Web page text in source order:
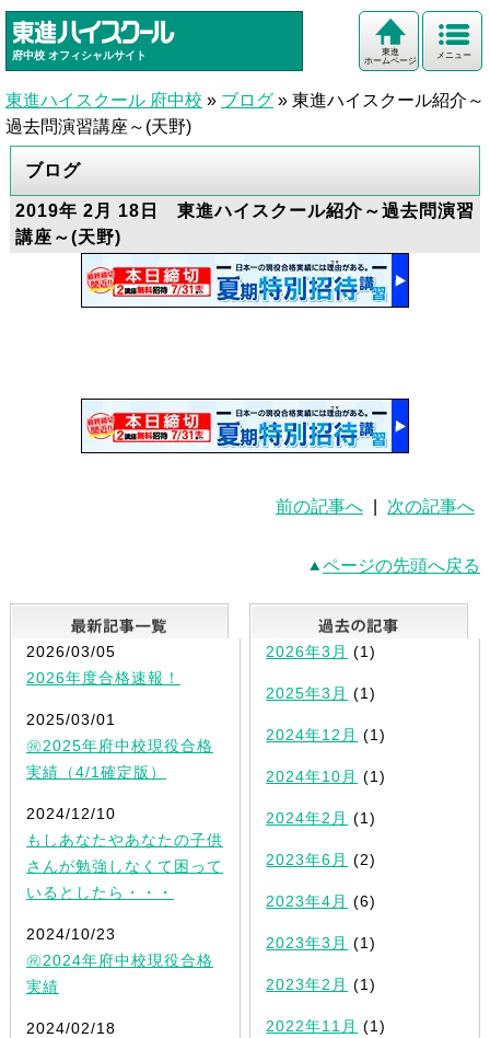
府中校 オフィシャルサイト メニュー
東進
ホームページ
東進ハイスクール 府中校 » ブログ » 東進ハイスクール紹介～
過去問演習講座～(天野)
ブログ
2019年 2月 18日 東進ハイスクール紹介～過去問演習
講座～(天野)
前の記事へ 次の記事へ
ページの先頭へ戻る
最新記事一覧
2026/03/05
2026年度合格速報！
2025/03/01
㊗2025年府中校現役合格
実績（4/1確定版）
2024/12/10
もしあなたやあなたの子供
さんが勉強しなくて困って
いるとしたら・・・
2024/10/23
㊗2024年府中校現役合格
実績
2024/02/18
2026年3月 (1)
2025年3月 (1)
2024年12月 (1)
2024年10月 (1)
2024年2月 (1)
2023年6月 (2)
2023年4月 (6)
2023年3月 (1)
2023年2月 (1)
2022年11月 (1)